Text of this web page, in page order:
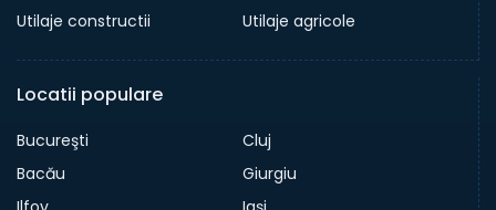
Utilaje constructii
Utilaje agricole
Locatii populare
Bucureşti
Cluj
Bacău
Giurgiu